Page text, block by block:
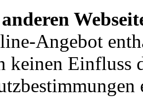
Angebot
keinen Einfluss